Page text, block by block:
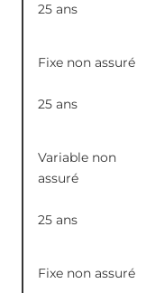
25 ans
Fixe non assuré
25 ans
Variable non
assuré
25 ans
Fixe non assuré